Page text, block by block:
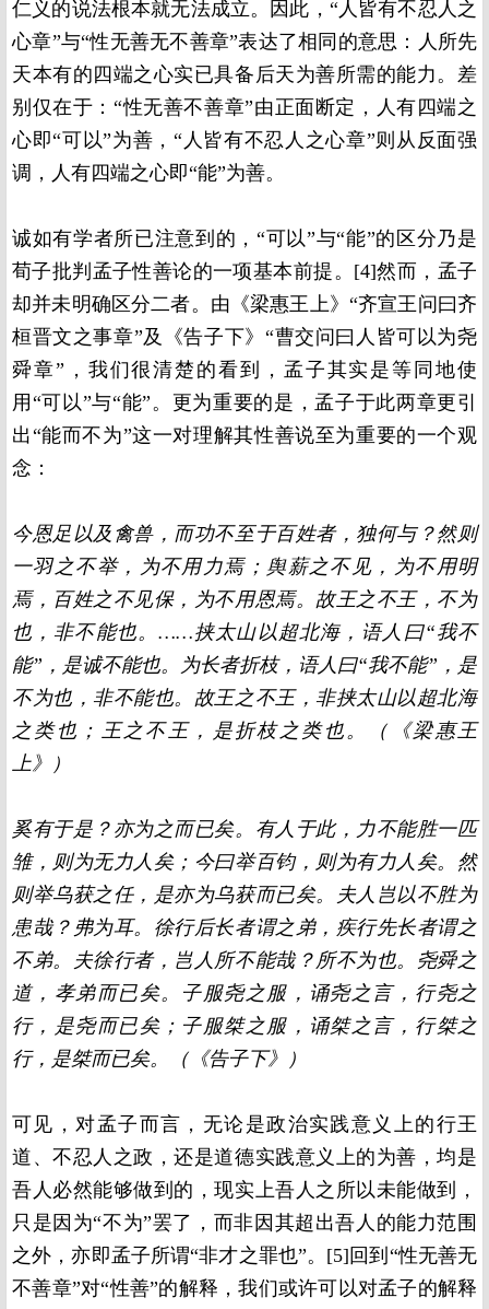
仁义的说法根本就无法成立。因此，“人皆有不忍人之
心章”与“性无善无不善章”表达了相同的意思：人所先
天本有的四端之心实已具备后天为善所需的能力。差
别仅在于：“性无善不善章”由正面断定，人有四端之
心即“可以”为善，“人皆有不忍人之心章”则从反面强
调，人有四端之心即“能”为善。
诚如有学者所已注意到的，“可以”与“能”的区分乃是
荀子批判孟子性善论的一项基本前提。[4]然而，孟子
却并未明确区分二者。由《梁惠王上》“齐宣王问曰齐
桓晋文之事章”及《告子下》“曹交问曰人皆可以为尧
舜章”，我们很清楚的看到，孟子其实是等同地使
用“可以”与“能”。更为重要的是，孟子于此两章更引
出“能而不为”这一对理解其性善说至为重要的一个观
念：
今恩足以及禽兽，而功不至于百姓者，独何与？然则
一羽之不举，为不用力焉；舆薪之不见，为不用明
焉，百姓之不见保，为不用恩焉。故王之不王，不为
也，非不能也。……挟太山以超北海，语人曰“我不
能”，是诚不能也。为长者折枝，语人曰“我不能”，是
不为也，非不能也。故王之不王，非挟太山以超北海
之类也；王之不王，是折枝之类也。（《梁惠王
上》）
奚有于是？亦为之而已矣。有人于此，力不能胜一匹
雏，则为无力人矣；今曰举百钧，则为有力人矣。然
则举乌获之任，是亦为乌获而已矣。夫人岂以不胜为
患哉？弗为耳。徐行后长者谓之弟，疾行先长者谓之
不弟。夫徐行者，岂人所不能哉？所不为也。尧舜之
道，孝弟而已矣。子服尧之服，诵尧之言，行尧之
行，是尧而已矣；子服桀之服，诵桀之言，行桀之
行，是桀而已矣。（《告子下》）
可见，对孟子而言，无论是政治实践意义上的行王
道、不忍人之政，还是道德实践意义上的为善，均是
吾人必然能够做到的，现实上吾人之所以未能做到，
只是因为“不为”罢了，而非因其超出吾人的能力范围
之外，亦即孟子所谓“非才之罪也”。[5]回到“性无善无
不善章”对“性善”的解释，我们或许可以对孟子的解释